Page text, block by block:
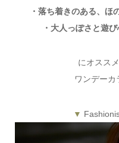
・落ち着きのある、ほ
・大人っぽさと遊
にオスス
ワンデーカ
▼